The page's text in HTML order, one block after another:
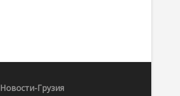
Новости-Грузия